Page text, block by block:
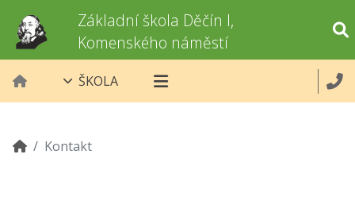
Základní škola Děčín I,
Komenského náměstí
ŠKOLA
Kontakt